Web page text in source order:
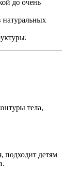
до очень
натуральных
тела,
подходит детям